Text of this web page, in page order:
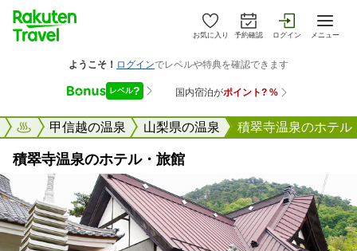
お気に入り 予約確認 ログイン メニュー
楽天トラベル甲信越の温泉 山梨県の温泉 積翠寺温泉のホテル
積翠寺温泉のホテル・旅館